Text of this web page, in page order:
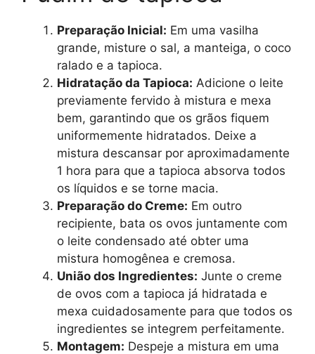
Preparação Inicial: Em uma vasilha
grande, misture o sal, a manteiga, o coco
ralado e a tapioca.
Hidratação da Tapioca: Adicione o leite
previamente fervido à mistura e mexa
bem, garantindo que os grãos fiquem
uniformemente hidratados. Deixe a
mistura descansar por aproximadamente
1 hora para que a tapioca absorva todos
os líquidos e se torne macia.
Preparação do Creme: Em outro
recipiente, bata os ovos juntamente com
o leite condensado até obter uma
mistura homogênea e cremosa.
União dos Ingredientes: Junte o creme
de ovos com a tapioca já hidratada e
mexa cuidadosamente para que todos os
ingredientes se integrem perfeitamente.
Montagem: Despeje a mistura em uma